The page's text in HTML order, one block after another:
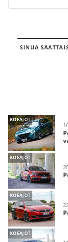
SINUA
KOEAJOT
KOEAJOT
KOEAJOT
KOEAJOT